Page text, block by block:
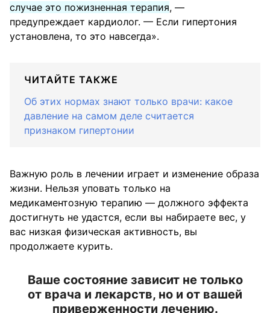
случае это пожизненная терапия, —
предупреждает кардиолог. — Если гипертония
установлена, то это навсегда».
ЧИТАЙТЕ ТАКЖЕ
Об этих нормах знают только врачи: какое
давление на самом деле считается
признаком гипертонии
Важную роль в лечении играет и изменение образа
жизни. Нельзя уповать только на
медикаментозную терапию — должного эффекта
достигнуть не удастся, если вы набираете вес, у
вас низкая физическая активность, вы
продолжаете курить.
Ваше состояние зависит не только
от врача и лекарств, но и от вашей
приверженности лечению.